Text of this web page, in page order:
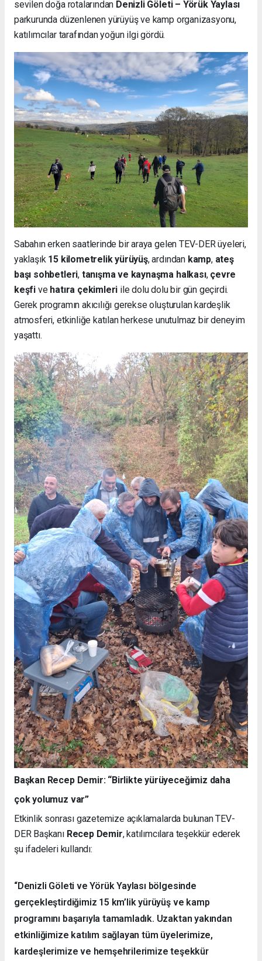
sevilen doğa rotalarından Denizli Göleti – Yörük Yaylası
parkurunda düzenlenen yürüyüş ve kamp organizasyonu,
katılımcılar tarafından yoğun ilgi gördü.
Sabahın erken saatlerinde bir araya gelen TEV-DER üyeleri,
yaklaşık 15 kilometrelik yürüyüş, ardından kamp, ateş
başı sohbetleri, tanışma ve kaynaşma halkası, çevre
keşfi ve hatıra çekimleri ile dolu dolu bir gün geçirdi.
Gerek programın akıcılığı gerekse oluşturulan kardeşlik
atmosferi, etkinliğe katılan herkese unutulmaz bir deneyim
yaşattı.
Başkan Recep Demir: “Birlikte yürüyeceğimiz daha
çok yolumuz var”
Etkinlik sonrası gazetemize açıklamalarda bulunan TEV-
DER Başkanı Recep Demir, katılımcılara teşekkür ederek
şu ifadeleri kullandı:
“Denizli Göleti ve Yörük Yaylası bölgesinde
gerçekleştirdiğimiz 15 km’lik yürüyüş ve kamp
programını başarıyla tamamladık. Uzaktan yakından
etkinliğimize katılım sağlayan tüm üyelerimize,
kardeşlerimize ve hemşehrilerimize teşekkür